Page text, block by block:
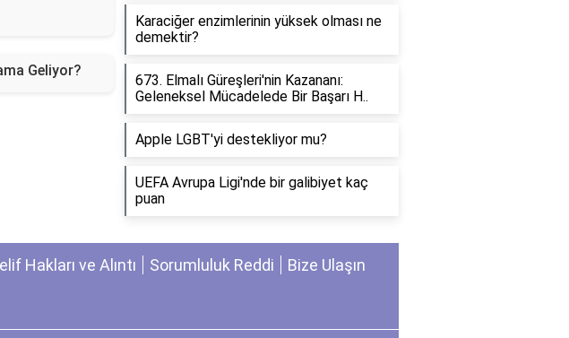
Geliyor?
Karaciğer enzimlerinin yüksek olması ne
demektir?
673. Elmalı Güreşleri'nin Kazananı:
Geleneksel Mücadelede Bir Başarı H..
Apple LGBT'yi destekliyor mu?
UEFA Avrupa Ligi'nde bir galibiyet kaç
puan
Hakları ve Alıntı Sorumluluk Reddi Bize Ulaşın